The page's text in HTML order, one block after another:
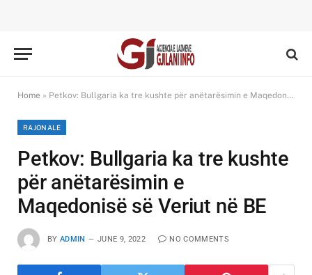
Home » Petkov: Bullgaria ka tre kushte për anëtarësimin e Maqedonisë së Veriut në BE
RAJONALE
Petkov: Bullgaria ka tre kushte
për anëtarësimin e
Maqedonisë së Veriut në BE
BY ADMIN JUNE 9, 2022 NO COMMENTS